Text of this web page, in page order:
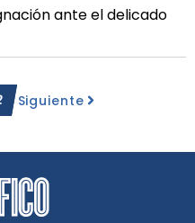
ante el delicado
Siguiente